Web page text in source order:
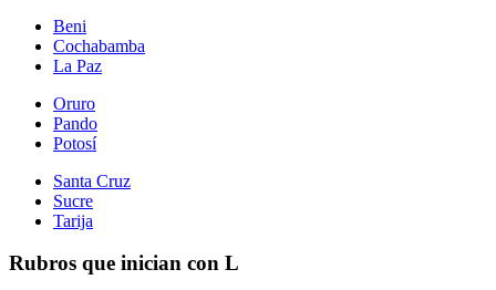
Beni
Cochabamba
La Paz
Oruro
Pando
Potosí
Santa Cruz
Sucre
Tarija
Rubros que inician con L